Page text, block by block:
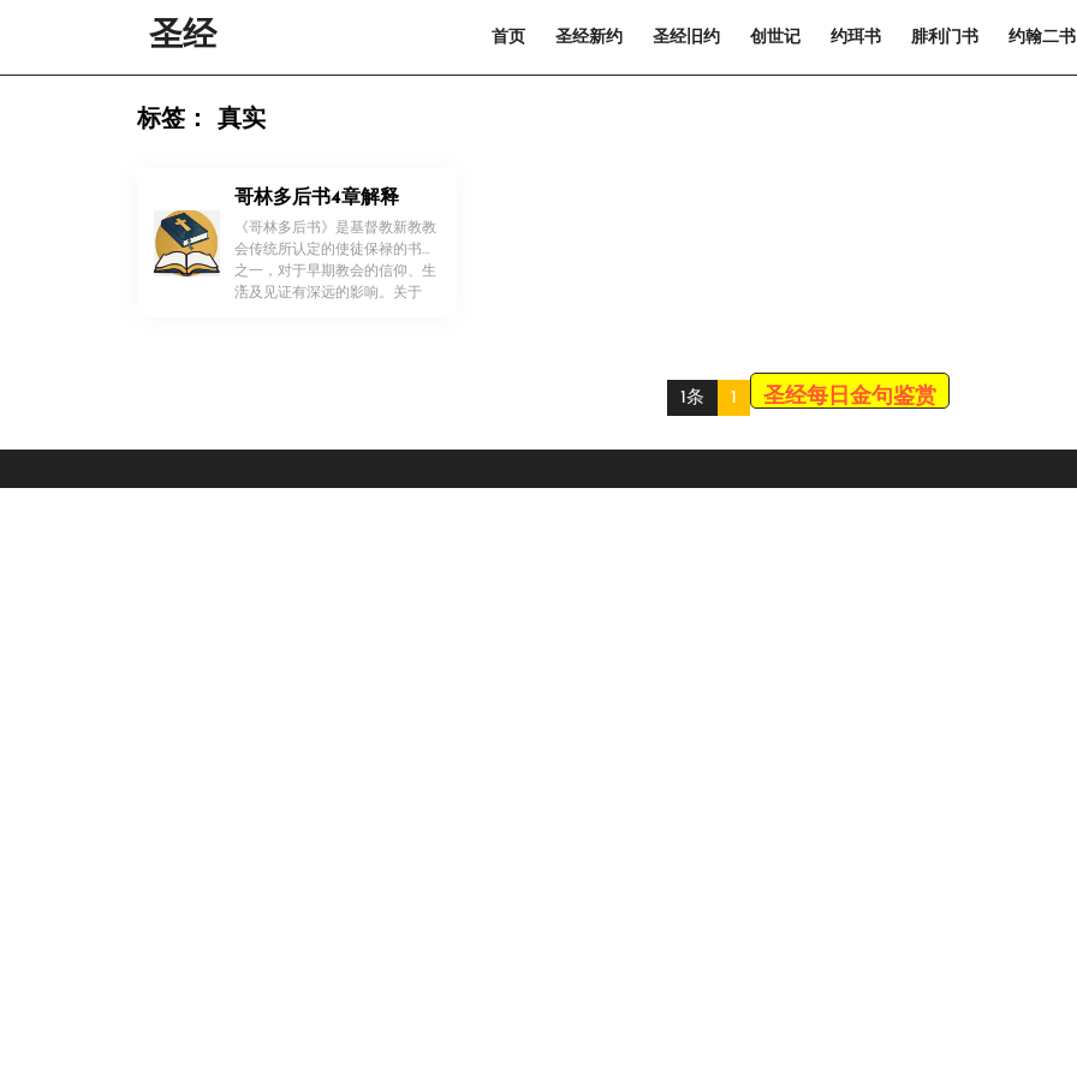
圣经 首页 圣经新约 圣经旧约 创世记 约珥书 腓利门书 约翰二书
标签： 真实
哥林多后书4章解释
《哥林多后书》是基督教新教教
会传统所认定的使徒保禄的书信
之一，对于早期教会的信仰、生
活及见证有深远的影响。关于
！
1条 1 圣经每日金句鉴赏